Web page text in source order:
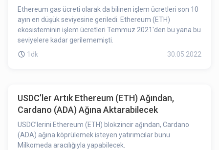
Ethereum gas ücreti olarak da bilinen işlem ücretleri son 10
ayın en düşük seviyesine geriledi. Ethereum (ETH)
ekosisteminin işlem ücretleri Temmuz 2021'den bu yana bu
seviyelere kadar gerilememişti.
1dk
30.05.2022
USDC’ler Artık Ethereum (ETH) Ağından,
Cardano (ADA) Ağına Aktarabilecek
USDC’lerini Ethereum (ETH) blokzincir ağından, Cardano
(ADA) ağına köprülemek isteyen yatırımcılar bunu
Milkomeda aracılığıyla yapabilecek.